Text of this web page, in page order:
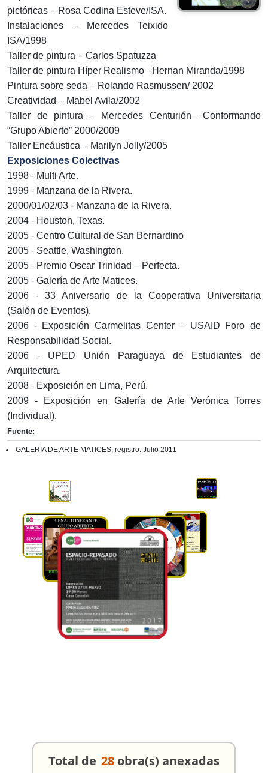
pictóricas – Rosa Codina Esteve/ISA.
Instalaciones – Mercedes Teixido
ISA/1998
Taller de pintura – Carlos Spatuzza
Taller de pintura Híper Realismo –Hernan Miranda/1998
Pintura sobre seda – Rolando Rasmussen/ 2002
Creatividad – Mabel Avila/2002
Taller de pintura – Mercedes Centurión– Conformando
“Grupo Abierto” 2000/2009
Taller Encáustica – Marilyn Jolly/2005
Exposiciones Colectivas
1998 - Multi Arte.
1999 - Manzana de la Rivera.
2000/01/02/03 - Manzana de la Rivera.
2004 - Houston, Texas.
2005 - Centro Cultural de San Bernardino
2005 - Seattle, Washington.
2005 - Premio Oscar Trinidad – Perfecta.
2005 - Galería de Arte Matices.
2006 - 33 Aniversario de la Cooperativa Universitaria
(Salón de Eventos).
2006 - Exposición Carmelitas Center – USAID Foro de
Responsabilidad Social.
2006 - UPED Unión Paraguaya de Estudiantes de
Arquitectura.
2008 - Exposición en Lima, Perú.
2009 - Exposición en Galería de Arte Verónica Torres
(Individual).
Fuente:
GALERÍA DE ARTE MATICES, registro: Julio 2011
Total de 28 obra(s) anexadas